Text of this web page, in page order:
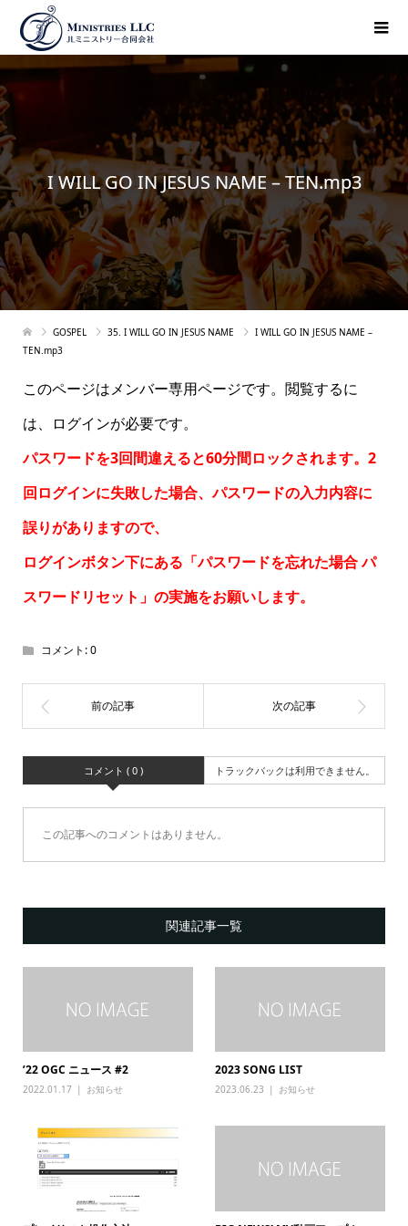
I WILL GO IN JESUS NAME – TEN.mp3
GOSPEL 35. I WILL GO IN JESUS NAME
I WILL GO IN JESUS NAME –
TEN.mp3
このページはメンバー専用ページです。閲覧するに
は、ログインが必要です。
パスワードを3回間違えると60分間ロックされます。2
回ログインに失敗した場合、パスワードの入力内容に
誤りがありますので、
ログインボタン下にある「パスワードを忘れた場合パ
スワードリセット 」の実施をお願いします。
コメント:0
コメント ( 0 ) トラックバックは利用できません。
この記事へのコメントはありません。
関連記事一覧
’22 OGC ニュース #2
2022.01.17 お知らせ
2023 SONG LIST
2023.06.23 お知らせ